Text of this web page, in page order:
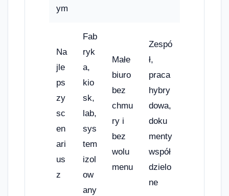
ym
Na
jle
ps
zy
sc
en
ari
us
z
Fab
ryk
a,
kio
sk,
lab,
sys
tem
izol
ow
any
Małe
biuro
bez
chmu
ry i
bez
wolu
menu
Zespó
ł,
praca
hybry
dowa,
doku
menty
współ
dzielo
ne